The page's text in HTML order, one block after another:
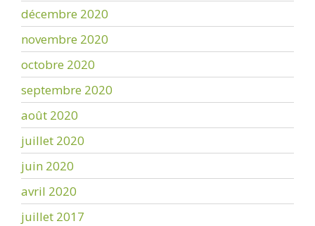
décembre 2020
novembre 2020
octobre 2020
septembre 2020
août 2020
juillet 2020
juin 2020
avril 2020
juillet 2017